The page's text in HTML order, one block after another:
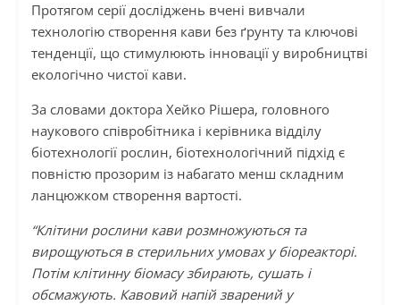
Протягом серії досліджень вчені вивчали
технологію створення кави без ґрунту та ключові
тенденції, що стимулюють інновації у виробництві
екологічно чистої кави.
За словами доктора Хейко Рішера, головного
наукового співробітника і керівника відділу
біотехнології рослин, біотехнологічний підхід є
повністю прозорим із набагато менш складним
ланцюжком створення вартості.
“Клітини рослини кави розмножуються та
вирощуються в стерильних умовах у біореакторі.
Потім клітинну біомасу збирають, сушать і
обсмажують. Кавовий напій зварений у